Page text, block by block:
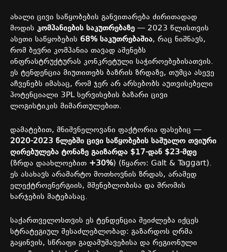
ახალი ცივი საწყობების განვითარება ძირითადად
მოდის კომპანიების საკუთრებაზე — 2023 წლისთვის
ასეთი საწყობების 68%საკუთრებაშია, რაც ნიშნავს,
რომ ბევრი კომპანია თავად აშენებს
ინფრასტრუქტურას კონკრეტული საჭიროებებისათვის.
ეს ტენდენცია მიუთითებს ბაზრის ზრდაზე, თუმცა ასევე
აჩვენებს იმასაც, რომ ჯერ არ არსებობს აუთვისებელი
პოტენციალი 3PLსერვისების ბაზარი ცივი
ლოგისტიკის მიმართულებით.
დამატებით, მნიშვნელოვანი ფაქტორია ფასებიც —
2020-2023 წლებში ცივი საწყობების საშუალო თვიური
ღირებულება ტონაზე გაიზარდა $17-დან $23-მდე
(ზრდა დაახლოებით +30%) (წყარო: Galt & Taggart).
ეს ასახავს არამარტო მოთხოვნის ზრდას, არამედ
ელექტროენერგიის, მშენებლობისა და შრომის
ხარჯების მატებასაც.
საქართველოსთვის ეს ტენდენცია შეიძლება იქცეს
სტრატეგიულ შესაძლებლობად: გაზარდოს ღრმა
გაყინვის, სწრაფი გადამუშავებისა და რეგიონული